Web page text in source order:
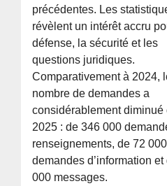
précédentes. Les
révèlent un intérêt accru
défense, la sécurité et les
questions juridiques.
Comparativement à 2024,
nombre de demandes a
considérablement diminué
2025 : de 346 000
renseignements, de 72 000
demandes d’information et
000 messages.